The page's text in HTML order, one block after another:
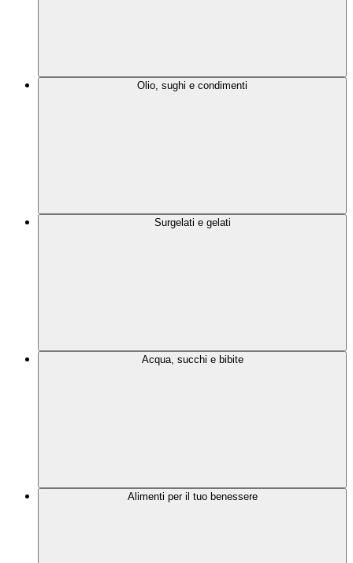
Olio, sughi e condimenti
Surgelati e gelati
Acqua, succhi e bibite
Alimenti per il tuo benessere